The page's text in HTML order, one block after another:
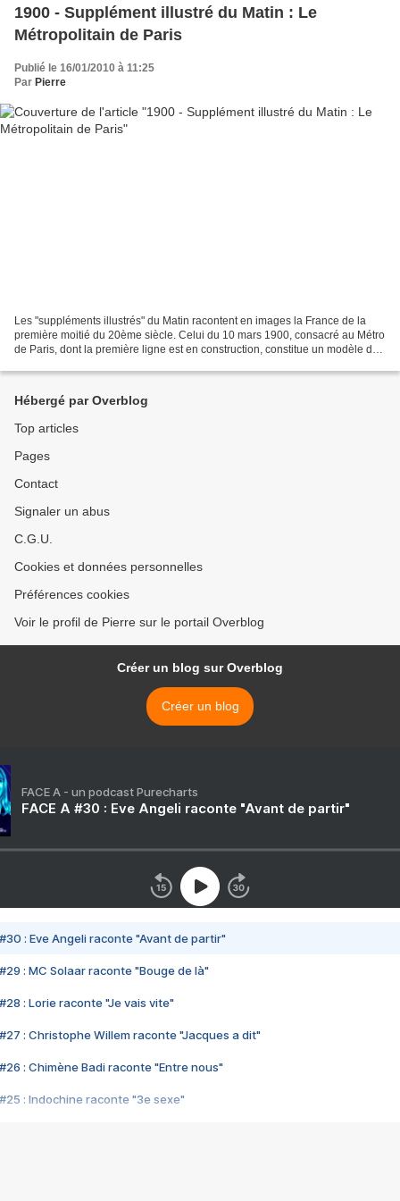
1900 - Supplément illustré du Matin : Le
Métropolitain de Paris
Publié le 16/01/2010 à 11:25
Par Pierre
Les "suppléments illustrés" du Matin racontent en images la France de la
première moitié du 20ème siècle. Celui du 10 mars 1900, consacré au Métro
de Paris, dont la première ligne est en construction, constitue un modèle du
Hébergé par Overblog
Top articles
Pages
Contact
Signaler un abus
C.G.U.
Cookies et données personnelles
Préférences cookies
Voir le profil de Pierre sur le portail Overblog
Créer un blog sur Overblog
Créer un blog
FACE A - un podcast Purecharts
FACE A #30 : Eve Angeli raconte "Avant de partir"
#30 : Eve Angeli raconte "Avant de partir"
#29 : MC Solaar raconte "Bouge de là"
#28 : Lorie raconte "Je vais vite"
#27 : Christophe Willem raconte "Jacques a dit"
#26 : Chimène Badi raconte "Entre nous"
#25 : Indochine raconte "3e sexe"